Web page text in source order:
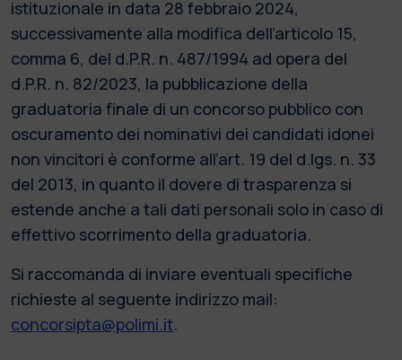
istituzionale in data 28 febbraio 2024,
successivamente alla modifica dell’articolo 15,
comma 6, del d.P.R. n. 487/1994 ad opera del
d.P.R. n. 82/2023, la pubblicazione della
graduatoria finale di un concorso pubblico con
oscuramento dei nominativi dei candidati idonei
non vincitori è conforme all’art. 19 del d.lgs. n. 33
del 2013, in quanto il dovere di trasparenza si
estende anche a tali dati personali solo in caso di
effettivo scorrimento della graduatoria.
Si raccomanda di inviare eventuali specifiche
richieste al seguente indirizzo mail:
concorsipta@polimi.it.